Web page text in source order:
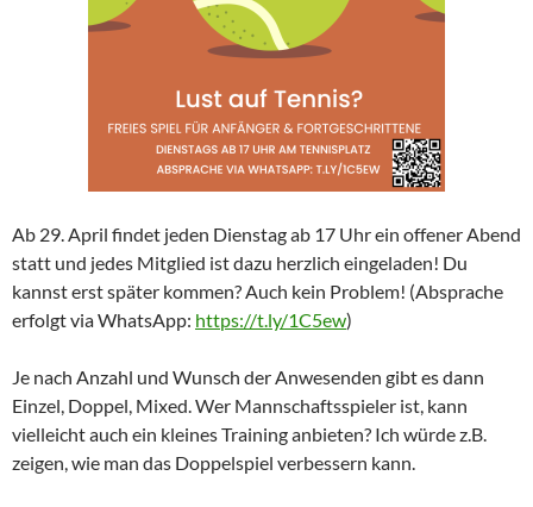
Ab 29. April findet jeden Dienstag ab 17 Uhr ein offener Abend
statt und jedes Mitglied ist dazu herzlich eingeladen! Du
kannst erst später kommen? Auch kein Problem! (Absprache
erfolgt via WhatsApp: https://t.ly/1C5ew)
Je nach Anzahl und Wunsch der Anwesenden gibt es dann
Einzel, Doppel, Mixed. Wer Mannschaftsspieler ist, kann
vielleicht auch ein kleines Training anbieten? Ich würde z.B.
zeigen, wie man das Doppelspiel verbessern kann.